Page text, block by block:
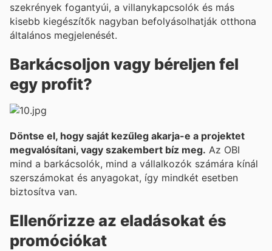
szekrények fogantyúi, a villanykapcsolók és más
kisebb kiegészítők nagyban befolyásolhatják otthona
általános megjelenését.
Barkácsoljon vagy béreljen fel
egy profit?
Döntse el, hogy saját kezűleg akarja-e a projektet
megvalósítani, vagy szakembert bíz meg. Az OBI
mind a barkácsolók, mind a vállalkozók számára kínál
szerszámokat és anyagokat, így mindkét esetben
biztosítva van.
Ellenőrizze az eladásokat és
promóciókat